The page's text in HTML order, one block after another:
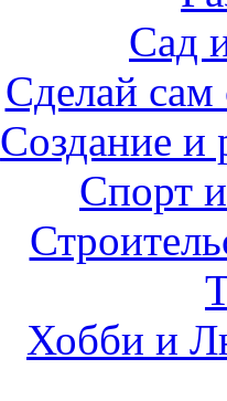
Сад
Сделай
Создание и
Спорт
Хобби и